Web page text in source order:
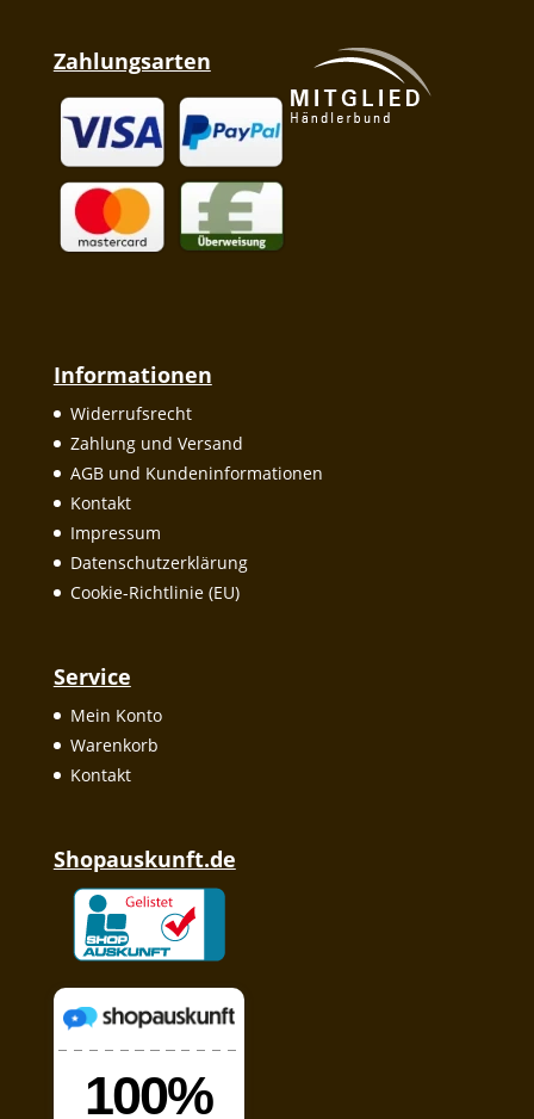
Zahlungsarten
Informationen
Widerrufsrecht
Zahlung und Versand
AGB und Kundeninformationen
Kontakt
Impressum
Datenschutzerklärung
Cookie-Richtlinie (EU)
Service
Mein Konto
Warenkorb
Kontakt
Shopauskunft.de